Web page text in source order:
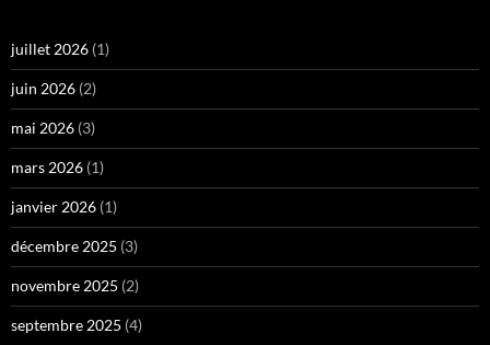
juillet 2026 (1)
juin 2026 (2)
mai 2026 (3)
mars 2026 (1)
janvier 2026 (1)
décembre 2025 (3)
novembre 2025 (2)
septembre 2025 (4)